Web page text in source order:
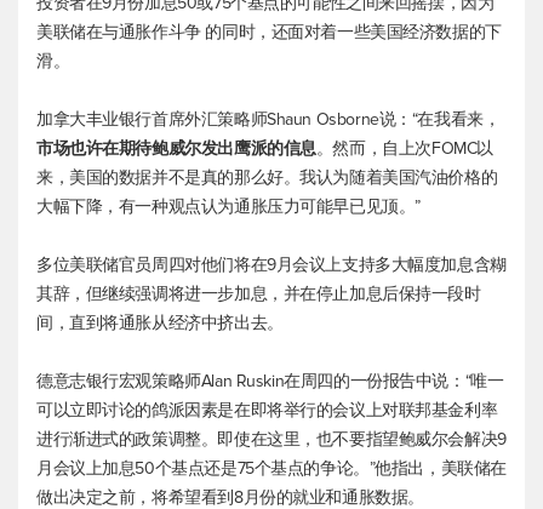
美联储在与通胀作斗争 的同时，还面对着一些美国经济数据的下
滑。
加拿大丰业银行首席外汇策略师Shaun Osborne说：“在我看来，
市场也许在期待鲍威尔发出鹰派的信息。然而，自上次FOMC以
来，美国的数据并不是真的那么好。我认为随着美国汽油价格的
大幅下降，有一种观点认为通胀压力可能早已见顶。”
多位美联储官员周四对他们将在9月会议上支持多大幅度加息含糊
其辞，但继续强调将进一步加息，并在停止加息后保持一段时
间，直到将通胀从经济中挤出去。
德意志银行宏观策略师Alan Ruskin在周四的一份报告中说：“唯一
可以立即讨论的鸽派因素是在即将举行的会议上对联邦基金利率
进行渐进式的政策调整。即使在这里，也不要指望鲍威尔会解决9
月会议上加息50个基点还是75个基点的争论。”他指出，美联储在
做出决定之前，将希望看到8月份的就业和通胀数据。